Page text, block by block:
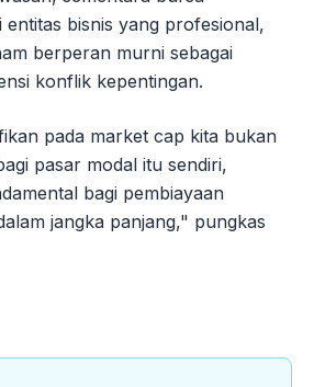
entitas bisnis yang profesional,
berperan murni sebagai
konflik kepentingan.
pada market cap kita bukan
pasar modal itu sendiri,
bagi pembiayaan
jangka panjang," pungkas